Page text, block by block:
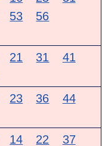
53 56
21 31
41
23 36
44
14 22
37